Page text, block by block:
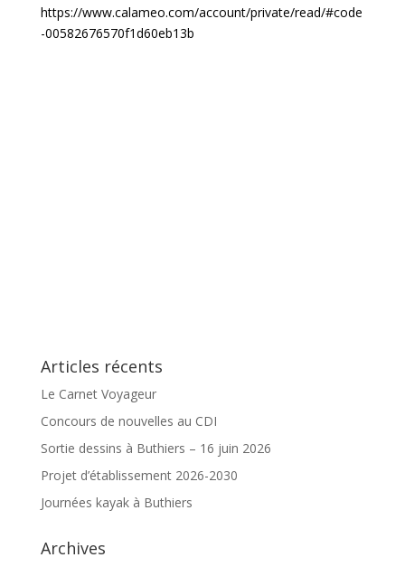
https://www.calameo.com/account/private/read/#code
-00582676570f1d60eb13b
Articles récents
Le Carnet Voyageur
Concours de nouvelles au CDI
Sortie dessins à Buthiers – 16 juin 2026
Projet d’établissement 2026-2030
Journées kayak à Buthiers
Archives